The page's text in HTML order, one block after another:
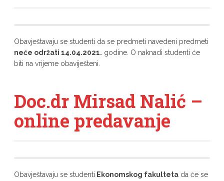
Obavještavaju se studenti da se predmeti navedeni predmeti
neće održati 14.04.2021. godine. O naknadi studenti će
biti na vrijeme obaviješteni.
Doc.dr Mirsad Nalić –
online predavanje
Obavještavaju se studenti Ekonomskog fakultetada će se